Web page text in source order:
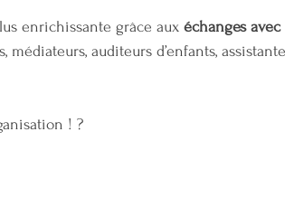
enrichissante grâce aux échanges avec
médiateurs, auditeurs d’enfants,
! ?